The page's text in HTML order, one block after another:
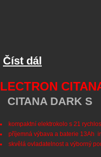
Číst dál
LECTRON
CITANA DARK S
kompaktní elektrokolo s 21
příjemná výbava a baterie 13Ah
skvělá ovladatelnost a výborný